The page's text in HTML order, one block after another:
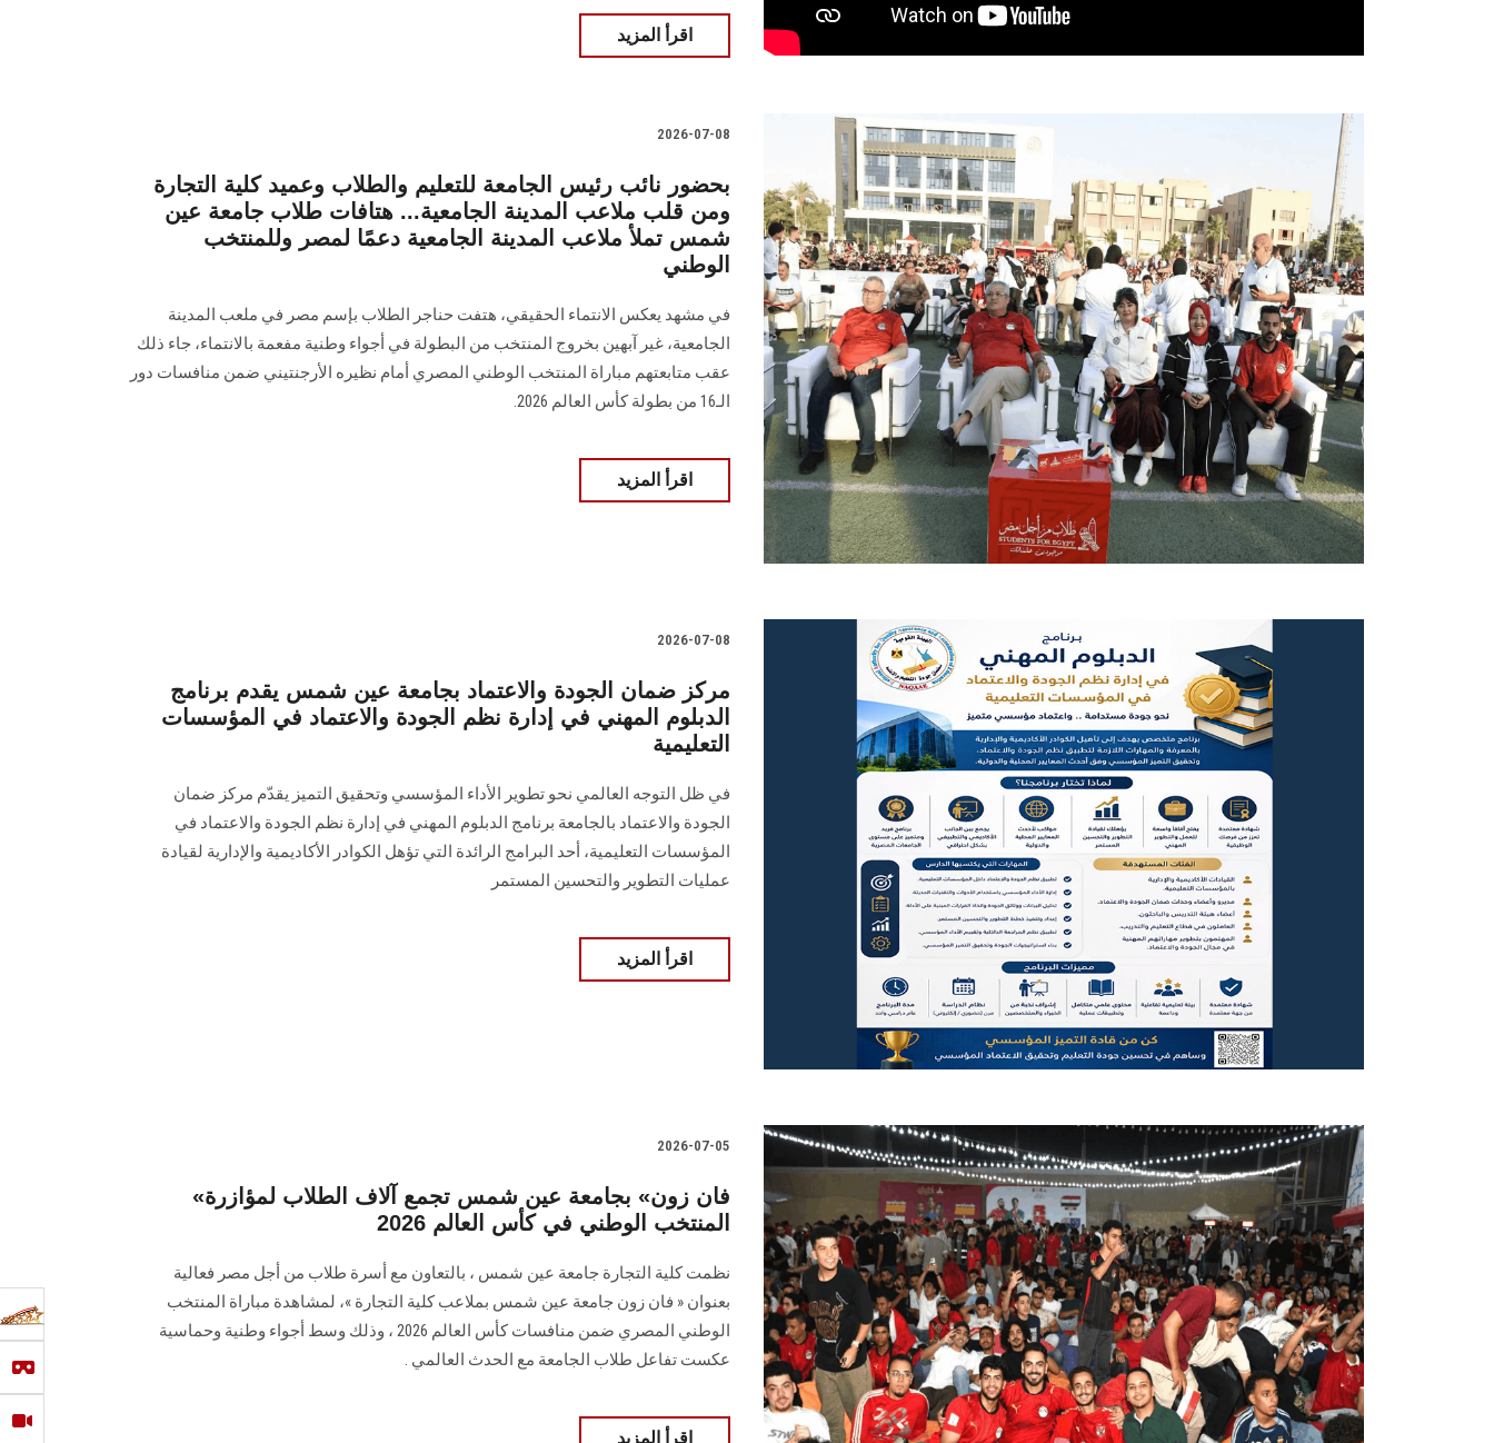
اقرأ المزيد
2026-07-08
بحضور نائب رئيس الجامعة للتعليم والطلاب وعميد كلية التجارة
ومن قلب ملاعب المدينة الجامعية... هتافات طلاب جامعة عين
شمس تملأ ملاعب المدينة الجامعية دعمًا لمصر وللمنتخب
الوطني
في مشهد يعكس الانتماء الحقيقي، هتفت حناجر الطلاب بإسم مصر في ملعب المدينة
الجامعية، غير آبهين بخروج المنتخب من البطولة في أجواء وطنية مفعمة بالانتماء، جاء ذلك
عقب متابعتهم مباراة المنتخب الوطني المصري أمام نظيره الأرجنتيني ضمن منافسات دور
الـ16 من بطولة كأس العالم 2026.
اقرأ المزيد
2026-07-08
مركز ضمان الجودة والاعتماد بجامعة عين شمس يقدم برنامج
الدبلوم المهني في إدارة نظم الجودة والاعتماد في المؤسسات
التعليمية
في ظل التوجه العالمي نحو تطوير الأداء المؤسسي وتحقيق التميز يقدّم مركز ضمان
الجودة والاعتماد بالجامعة برنامج الدبلوم المهني في إدارة نظم الجودة والاعتماد في
المؤسسات التعليمية، أحد البرامج الرائدة التي تؤهل الكوادر الأكاديمية والإدارية لقيادة
عمليات التطوير والتحسين المستمر
اقرأ المزيد
2026-07-05
«فان زون» بجامعة عين شمس تجمع آلاف الطلاب لمؤازرة
المنتخب الوطني في كأس العالم 2026
نظمت كلية التجارة جامعة عين شمس ، بالتعاون مع أسرة طلاب من أجل مصر فعالية
بعنوان « فان زون جامعة عين شمس بملاعب كلية التجارة »، لمشاهدة مباراة المنتخب
الوطني المصري ضمن منافسات كأس العالم 2026 ، وذلك وسط أجواء وطنية وحماسية
عكست تفاعل طلاب الجامعة مع الحدث العالمي .
اقرأ المزيد